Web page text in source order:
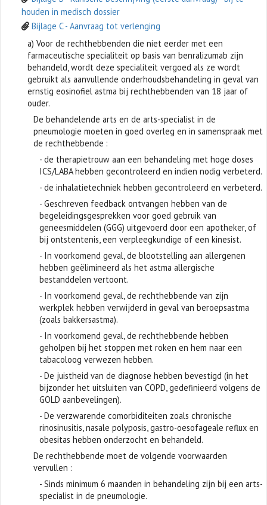
houden in medisch dossier
Bijlage C - Aanvraag tot verlenging
a) Voor de rechthebbenden die niet eerder met een
farmaceutische specialiteit op basis van benralizumab zijn
behandeld, wordt deze specialiteit vergoed als ze wordt
gebruikt als aanvullende onderhoudsbehandeling in geval van
ernstig eosinofiel astma bij rechthebbenden van 18 jaar of
ouder.
De behandelende arts en de arts-specialist in de
pneumologie moeten in goed overleg en in samenspraak met
de rechthebbende :
- de therapietrouw aan een behandeling met hoge doses
ICS/LABA hebben gecontroleerd en indien nodig verbeterd.
- de inhalatietechniek hebben gecontroleerd en verbeterd.
- Geschreven feedback ontvangen hebben van de
begeleidingsgesprekken voor goed gebruik van
geneesmiddelen (GGG) uitgevoerd door een apotheker, of
bij ontstentenis, een verpleegkundige of een kinesist.
- In voorkomend geval, de blootstelling aan allergenen
hebben geëlimineerd als het astma allergische
bestanddelen vertoont.
- In voorkomend geval, de rechthebbende van zijn
werkplek hebben verwijderd in geval van beroepsastma
(zoals bakkersastma).
- In voorkomend geval, de rechthebbende hebben
geholpen bij het stoppen met roken en hem naar een
tabacoloog verwezen hebben.
- De juistheid van de diagnose hebben bevestigd (in het
bijzonder het uitsluiten van COPD, gedefinieerd volgens de
GOLD aanbevelingen).
- De verzwarende comorbiditeiten zoals chronische
rinosinusitis, nasale polyposis, gastro-oesofageale reflux en
obesitas hebben onderzocht en behandeld.
De rechthebbende moet de volgende voorwaarden
vervullen :
- Sinds minimum 6 maanden in behandeling zijn bij een arts-
specialist in de pneumologie.